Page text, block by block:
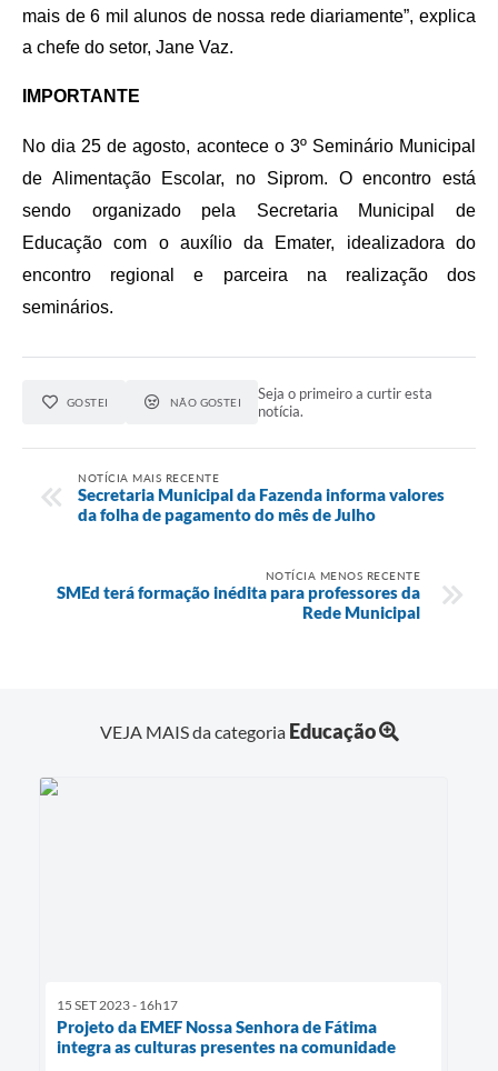
mais de 6 mil alunos de nossa rede diariamente”, explica
a chefe do setor, Jane Vaz.
IMPORTANTE
No dia 25 de agosto, acontece o 3º Seminário Municipal
de Alimentação Escolar, no Siprom. O encontro está
sendo organizado pela Secretaria Municipal de
Educação com o auxílio da Emater, idealizadora do
encontro regional e parceira na realização dos
seminários.
GOSTEI NÃO GOSTEI
Seja o primeiro a curtir esta
notícia.
NOTÍCIA MAIS RECENTE
Secretaria Municipal da Fazenda informa valores
da folha de pagamento do mês de Julho
NOTÍCIA MENOS RECENTE
SMEd terá formação inédita para professores da
Rede Municipal
VEJA MAIS da categoria Educação
15 SET 2023 - 16h17
Projeto da EMEF Nossa Senhora de Fátima
integra as culturas presentes na comunidade